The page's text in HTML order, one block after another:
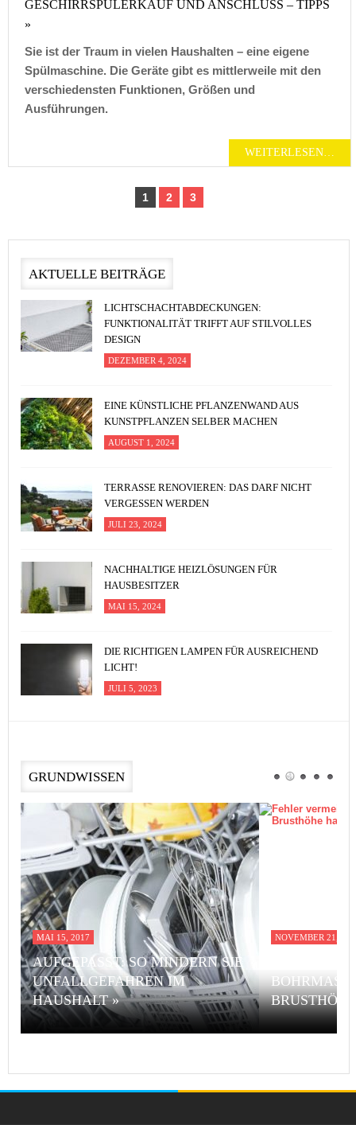
GESCHIRRSPÜLERKAUF UND ANSCHLUSS – TIPPS
»
Sie ist der Traum in vielen Haushalten – eine eigene
Spülmaschine. Die Geräte gibt es mittlerweile mit den
verschiedensten Funktionen, Größen und
Ausführungen.
WEITERLESEN…
1 2 3
AKTUELLE BEITRÄGE
LICHTSCHACHTABDECKUNGEN:
FUNKTIONALITÄT TRIFFT AUF STILVOLLES
DESIGN
DEZEMBER 4, 2024
EINE KÜNSTLICHE PFLANZENWAND AUS
KUNSTPFLANZEN SELBER MACHEN
AUGUST 1, 2024
TERRASSE RENOVIEREN: DAS DARF NICHT
VERGESSEN WERDEN
JULI 23, 2024
NACHHALTIGE HEIZLÖSUNGEN FÜR
HAUSBESITZER
MAI 15, 2024
DIE RICHTIGEN LAMPEN FÜR AUSREICHEND
LICHT!
JULI 5, 2023
GRUNDWISSEN
MAI 15, 2017
AUFGEPASST: SO MINDERN SIE
UNFALLGEFAHREN IM
HAUSHALT »
NOVEMBER 21,